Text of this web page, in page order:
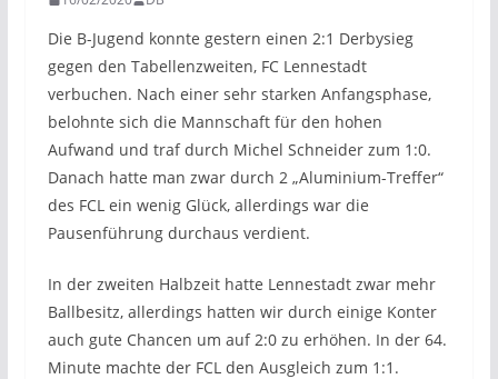
Die B-Jugend konnte gestern einen 2:1 Derbysieg
gegen den Tabellenzweiten, FC Lennestadt
verbuchen. Nach einer sehr starken Anfangsphase,
belohnte sich die Mannschaft für den hohen
Aufwand und traf durch Michel Schneider zum 1:0.
Danach hatte man zwar durch 2 „Aluminium-Treffer“
des FCL ein wenig Glück, allerdings war die
Pausenführung durchaus verdient.
In der zweiten Halbzeit hatte Lennestadt zwar mehr
Ballbesitz, allerdings hatten wir durch einige Konter
auch gute Chancen um auf 2:0 zu erhöhen. In der 64.
Minute machte der FCL den Ausgleich zum 1:1.